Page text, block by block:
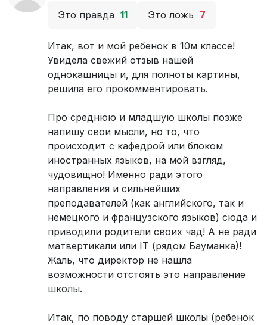
Это правда 11 Это ложь 7
Итак, вот и мой ребенок в 10м классе!
Увидела свежий отзыв нашей
однокашницы и, для полноты картины,
решила его прокомментировать.
Про среднюю и младшую школы позже
напишу свои мысли, но то, что
происходит с кафедрой или блоком
иностранных языков, на мой взгляд,
чудовищно! Именно ради этого
направления и сильнейших
преподавателей (как английского, так и
немецкого и французского языков) сюда и
приводили родители своих чад! А не ради
матвертикали или IT (рядом Бауманка)!
Жаль, что директор не нашла
возможности отстоять это направление
школы.
Итак, по поводу старшей школы (ребенок